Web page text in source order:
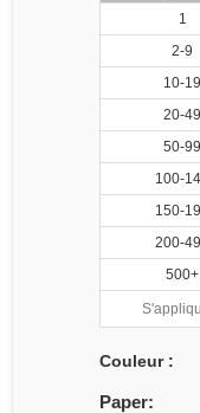
1
2-9
10-19
20-49
50-99
100-
150-
200-
500+
Couleur :
Paper: